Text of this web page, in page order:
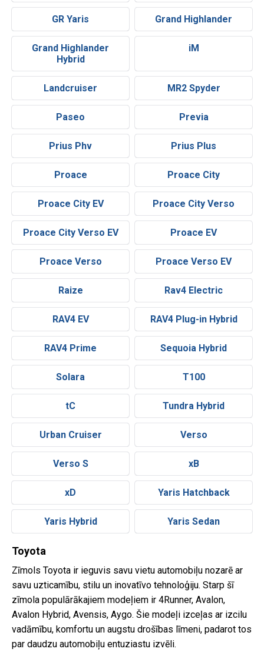
GR Yaris Grand Highlander
Grand Highlander
Hybrid
iM
Landcruiser MR2 Spyder
Paseo Previa
Prius Phv Prius Plus
Proace Proace City
Proace City EV Proace City Verso
Proace City Verso EV Proace EV
Proace Verso Proace Verso EV
Raize Rav4 Electric
RAV4 EV RAV4 Plug-in Hybrid
RAV4 Prime Sequoia Hybrid
Solara T100
tC Tundra Hybrid
Urban Cruiser Verso
Verso S xB
xD Yaris Hatchback
Yaris Hybrid Yaris Sedan
Toyota
Zīmols Toyota ir ieguvis savu vietu automobiļu nozarē ar
savu uzticamību, stilu un inovatīvo tehnoloģiju. Starp šī
zīmola populārākajiem modeļiem ir 4Runner, Avalon,
Avalon Hybrid, Avensis, Aygo. Šie modeļi izceļas ar izcilu
vadāmību, komfortu un augstu drošības līmeni, padarot tos
par daudzu automobiļu entuziastu izvēli.